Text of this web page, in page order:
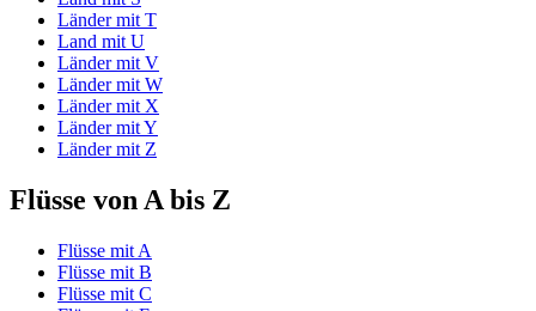
Länder mit T
Land mit U
Länder mit V
Länder mit W
Länder mit X
Länder mit Y
Länder mit Z
Flüsse von A bis Z
Flüsse mit A
Flüsse mit B
Flüsse mit C